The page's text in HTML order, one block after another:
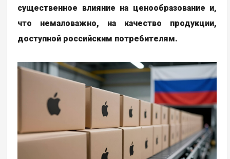
существенное влияние на ценообразование и,
что немаловажно, на качество продукции,
доступной российским потребителям.